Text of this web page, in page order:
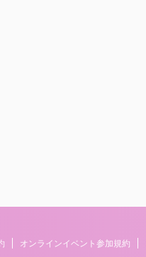
オンラインイベント参加規約